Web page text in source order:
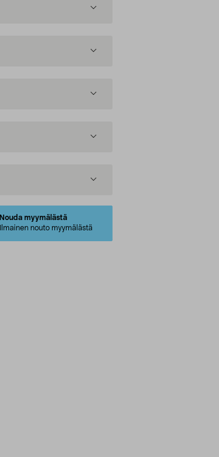
Nouda myymälästä
Ilmainen nouto myymälästä